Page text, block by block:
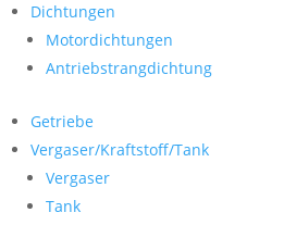
Dichtungen
Motordichtungen
Antriebstrangdichtung
Getriebe
Vergaser/Kraftstoff/Tank
Vergaser
Tank